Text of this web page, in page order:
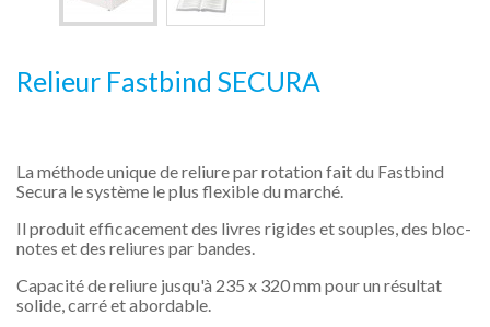
Relieur Fastbind SECURA
La méthode unique de reliure par rotation fait du Fastbind
Secura le système le plus flexible du marché.
Il produit efficacement des livres rigides et souples, des bloc-
notes et des reliures par bandes.
Capacité de reliure jusqu'à 235 x 320 mm pour un résultat
solide, carré et abordable.